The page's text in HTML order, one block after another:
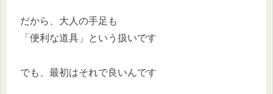
だから、大人の手足も
「便利な道具」という扱いです
でも、最初はそれで良いんです